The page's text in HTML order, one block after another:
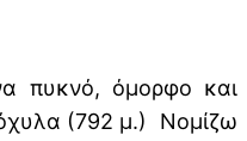
πυκνό, όμορφο και
(792 μ.) Νομίζω